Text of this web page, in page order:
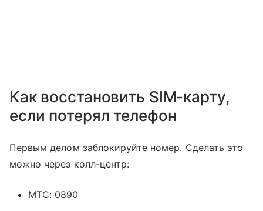
Как восстановить SIM-карту,
если потерял телефон
Первым делом заблокируйте номер. Сделать это
можно через колл-центр:
МТС: 0890